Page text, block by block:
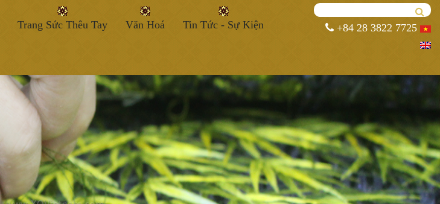
Trang Sức Thêu Tay Văn Hoá Tin Tức - Sự Kiện +84 28 3822 7725